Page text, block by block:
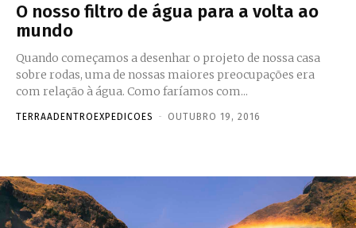
O nosso filtro de água para a volta ao
mundo
Quando começamos a desenhar o projeto de nossa casa
sobre rodas, uma de nossas maiores preocupações era
com relação à água. Como faríamos com...
TERRAADENTROEXPEDICOES - OUTUBRO 19, 2016